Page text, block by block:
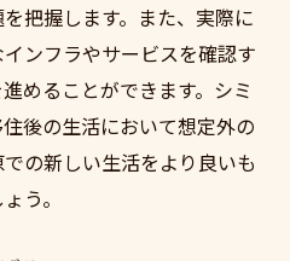
把握します。また、実際に
ンフラやサービスを確認す
めることができます。シミ
後の生活において想定外の
の新しい生活をより良いも
う。